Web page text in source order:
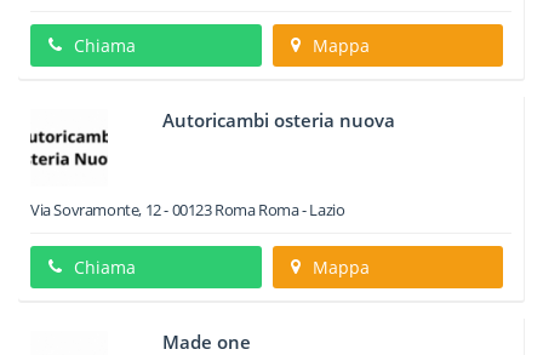
Chiama Mappa
Autoricambi osteria nuova
Via Sovramonte, 12-00123RomaRoma -Lazio
Chiama Mappa
Made one